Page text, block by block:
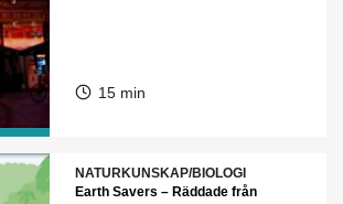
15 min
NATURKUNSKAP/BIOLOGI
Earth Savers – Räddade från